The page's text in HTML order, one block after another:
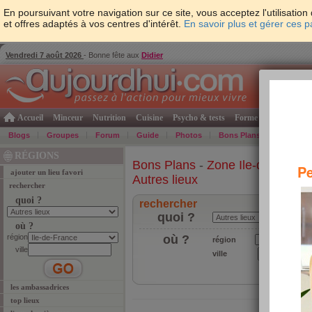
En poursuivant votre navigation sur ce site, vous acceptez
et offres adaptés à vos centres d'intérêt. En savoir plus et gérer ces
Vendredi 7 août 2026 - Bonne fête aux Didier
Accueil Minceur Nutrition Cuisine Psycho & tests Forme & santé
Blogs Groupes Forum Guide Photos Bons Plans
RÉGIONS
ajouter un lieu favori
rechercher
quoi ?
où ?
région
ville
les ambassadrices
top lieux
Bons Plans - Zone Ile-de-France
Autres lieux
rechercher
quoi ?
où ?
région
ville